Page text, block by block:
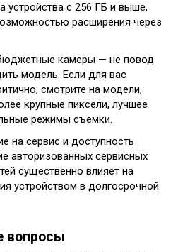
устройства с 256 ГБ и выше,
расширения через
камеры — не повод
модель. Если для вас
смотрите на модели,
крупные пиксели, лучшее
режимы съемки.
на сервис и доступность
авторизованных сервисных
существенно влияет на
устройством в долгосрочной
вопросы